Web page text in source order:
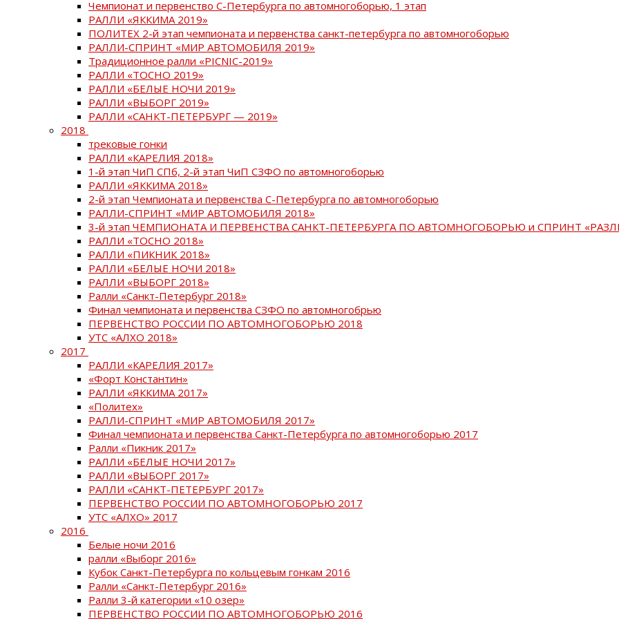
Чемпионат и первенство С-Петербурга по автомногоборью, 1 этап
РАЛЛИ «ЯККИМА 2019»
ПОЛИТЕХ 2-й этап чемпионата и первенства санкт-петербурга по автомногоборью
РАЛЛИ-СПРИНТ «МИР АВТОМОБИЛЯ 2019»
Традиционное ралли «PICNIC-2019»
РАЛЛИ «ТОСНО 2019»
РАЛЛИ «БЕЛЫЕ НОЧИ 2019»
РАЛЛИ «ВЫБОРГ 2019»
РАЛЛИ «САНКТ-ПЕТЕРБУРГ — 2019»
2018
трековые гонки
РАЛЛИ «КАРЕЛИЯ 2018»
1-й этап ЧиП СПб, 2-й этап ЧиП СЗФО по автомногоборью
РАЛЛИ «ЯККИМА 2018»
2-й этап Чемпионата и первенства С-Петербурга по автомногоборью
РАЛЛИ-СПРИНТ «МИР АВТОМОБИЛЯ 2018»
3-й этап ЧЕМПИОНАТА И ПЕРВЕНСТВА САНКТ-ПЕТЕРБУРГА ПО АВТОМНОГОБОРЬЮ и СПРИНТ
РАЛЛИ «ТОСНО 2018»
РАЛЛИ «ПИКНИК 2018»
РАЛЛИ «БЕЛЫЕ НОЧИ 2018»
РАЛЛИ «ВЫБОРГ 2018»
Ралли «Санкт-Петербург 2018»
Финал чемпионата и первенства СЗФО по автомногобрью
ПЕРВЕНСТВО РОССИИ ПО АВТОМНОГОБОРЬЮ 2018
УТС «АЛХО 2018»
2017
РАЛЛИ «КАРЕЛИЯ 2017»
«Форт Константин»
РАЛЛИ «ЯККИМА 2017»
«Политех»
РАЛЛИ-СПРИНТ «МИР АВТОМОБИЛЯ 2017»
Финал чемпионата и первенства Санкт-Петербурга по автомногоборью 2017
Ралли «Пикник 2017»
РАЛЛИ «БЕЛЫЕ НОЧИ 2017»
РАЛЛИ «ВЫБОРГ 2017»
РАЛЛИ «САНКТ-ПЕТЕРБУРГ 2017»
ПЕРВЕНСТВО РОССИИ ПО АВТОМНОГОБОРЬЮ 2017
УТС «АЛХО» 2017
2016
Белые ночи 2016
ралли «Выборг 2016»
Кубок Санкт-Петербурга по кольцевым гонкам 2016
Ралли «Санкт-Петербург 2016»
Ралли 3-й категории «10 озер»
ПЕРВЕНСТВО РОССИИ ПО АВТОМНОГОБОРЬЮ 2016